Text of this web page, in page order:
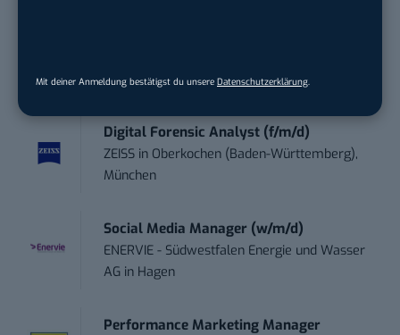
Mit deiner Anmeldung bestätigst du unsere Datenschutzerklärung.
trendtours Holding GmbHinEschborn
Digital Forensic Analyst (f/m/d)
ZEISS in Oberkochen (Baden-Württemberg),
München
Social Media Manager (w/m/d)
ENERVIE - Südwestfalen Energie und Wasser
AG in Hagen
Performance Marketing Manager